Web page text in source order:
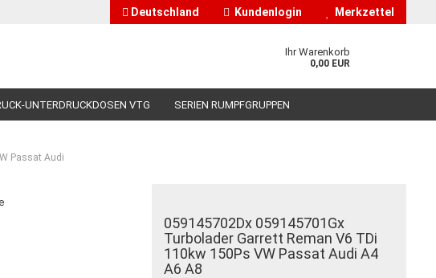
Deutschland Kundenlogin Merkzettel
Ihr Warenkorb
0,00 EUR
UNTERDRUCKDOSEN VTG SERIEN RUMPFGRUPPEN
Passat Audi
059145702Dx 059145701Gx
Turbolader Garrett Reman V6 TDi
110kw 150Ps VW Passat Audi A4
A6 A8